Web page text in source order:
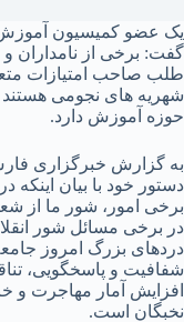
یک عضو کمیسیون
گفت: برخی از نامداران و
طلب صاحب امتیازات
شهریه های نجومی هستند
حوزه آموزش دارد.
به گزارش خبرگزاری
دستور خود با بیان اینکه
برخی امور، شور ما از
در برخی مسائل شور
دردهای بزرگ امروز
شفافیت و پاسخگویی،
افزایش آمار مهاجرت و
نخبگان است.